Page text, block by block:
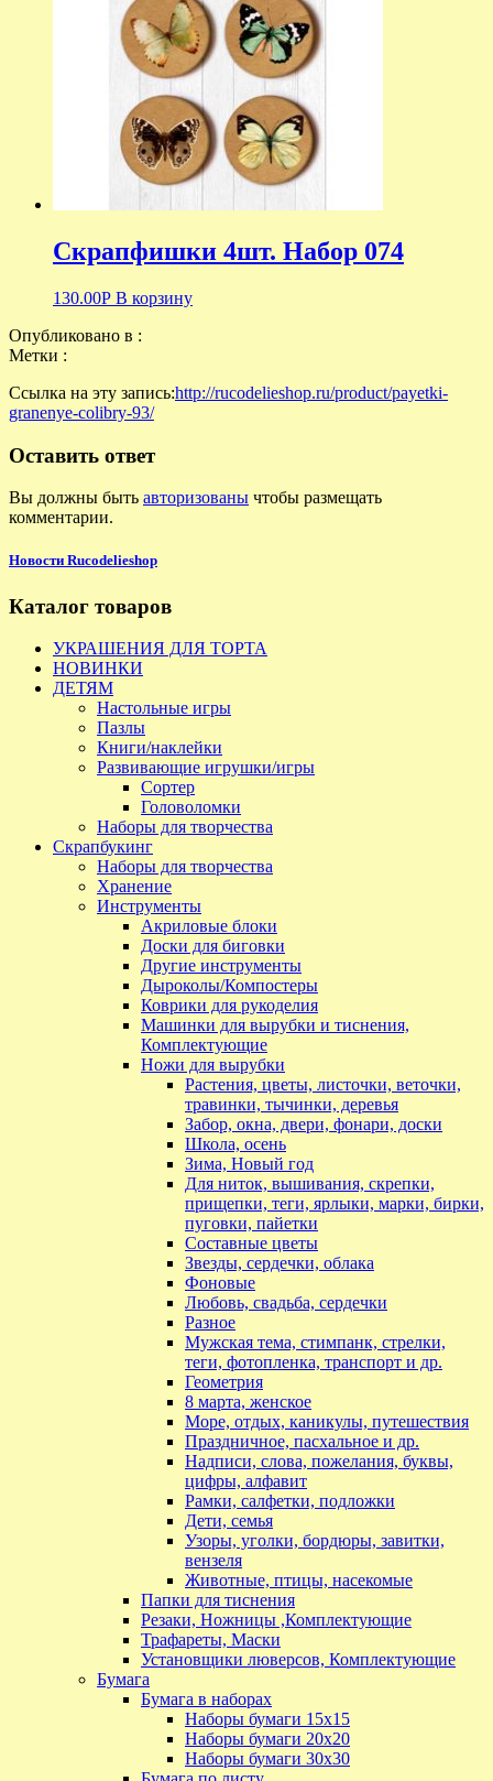
Скрапфишки 4шт. Набор 074
130.00Р В корзину
Опубликовано в :
Метки :
Ссылка на эту запись:http://rucodelieshop.ru/product/payetki-
granenye-colibry-93/
Оставить ответ
Вы должны быть авторизованы чтобы размещать
комментарии.
Новости Rucodelieshop
Каталог товаров
УКРАШЕНИЯ ДЛЯ ТОРТА
НОВИНКИ
ДЕТЯМ
Настольные игры
Пазлы
Книги/наклейки
Развивающие игрушки/игры
Сортер
Головоломки
Наборы для творчества
Скрапбукинг
Наборы для творчества
Хранение
Инструменты
Акриловые блоки
Доски для биговки
Другие инструменты
Дыроколы/Компостеры
Коврики для рукоделия
Машинки для вырубки и тиснения,
Комплектующие
Ножи для вырубки
Растения, цветы, листочки, веточки,
травинки, тычинки, деревья
Забор, окна, двери, фонари, доски
Школа, осень
Зима, Новый год
Для ниток, вышивания, скрепки,
прищепки, теги, ярлыки, марки, бирки,
пуговки, пайетки
Составные цветы
Звезды, сердечки, облака
Фоновые
Любовь, свадьба, сердечки
Разное
Мужская тема, стимпанк, стрелки,
теги, фотопленка, транспорт и др.
Геометрия
8 марта, женское
Море, отдых, каникулы, путешествия
Праздничное, пасхальное и др.
Надписи, слова, пожелания, буквы,
цифры, алфавит
Рамки, салфетки, подложки
Дети, семья
Узоры, уголки, бордюры, завитки,
вензеля
Животные, птицы, насекомые
Папки для тиснения
Резаки, Ножницы ,Комплектующие
Трафареты, Маски
Установщики люверсов, Комплектующие
Бумага
Бумага в наборах
Наборы бумаги 15х15
Наборы бумаги 20х20
Наборы бумаги 30х30